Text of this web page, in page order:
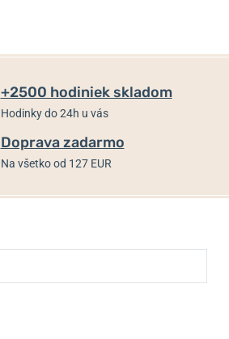
+2500 hodiniek skladom
Hodinky do 24h u vás
Doprava zadarmo
Na všetko od 127 EUR